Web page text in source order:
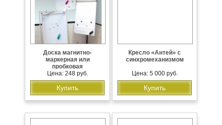
Доска магнитно-
маркерная или
пробковая
Цена: 248 руб.
Купить
Кресло «Антей» с
синхромеханизмом
Цена: 5 000 руб.
Купить